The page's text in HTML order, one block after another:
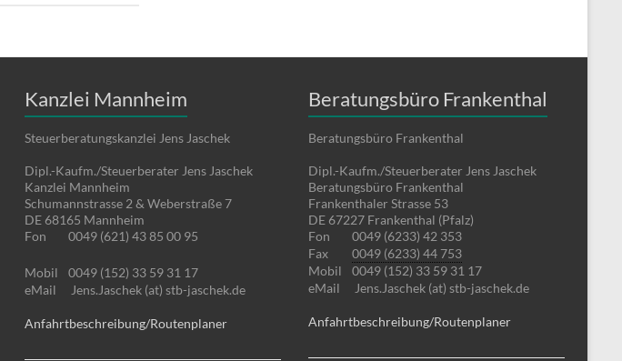
Kanzlei Mannheim
Steuerberatungskanzlei Jens Jaschek
Dipl.-Kaufm./Steuerberater Jens Jaschek
Kanzlei Mannheim
Schumannstrasse 2 & Weberstraße 7
DE 68165 Mannheim
Fon
0049 (621) 43 85 00 95
Mobil
0049 (152) 33 59 31 17
eMail
Jens.Jaschek (at) stb-jaschek.de
Anfahrtbeschreibung/Routenplaner
Beratungsbüro Frankenthal
Beratungsbüro Frankenthal
Dipl.-Kaufm./Steuerberater Jens Jaschek
Beratungsbüro Frankenthal
Frankenthaler Strasse 53
DE 67227 Frankenthal (Pfalz)
Fon
0049 (6233) 42 353
Fax
0049 (6233) 44 753
Mobil
0049 (152) 33 59 31 17
eMail
Jens.Jaschek (at) stb-jaschek.de
Anfahrtbeschreibung/Routenplaner